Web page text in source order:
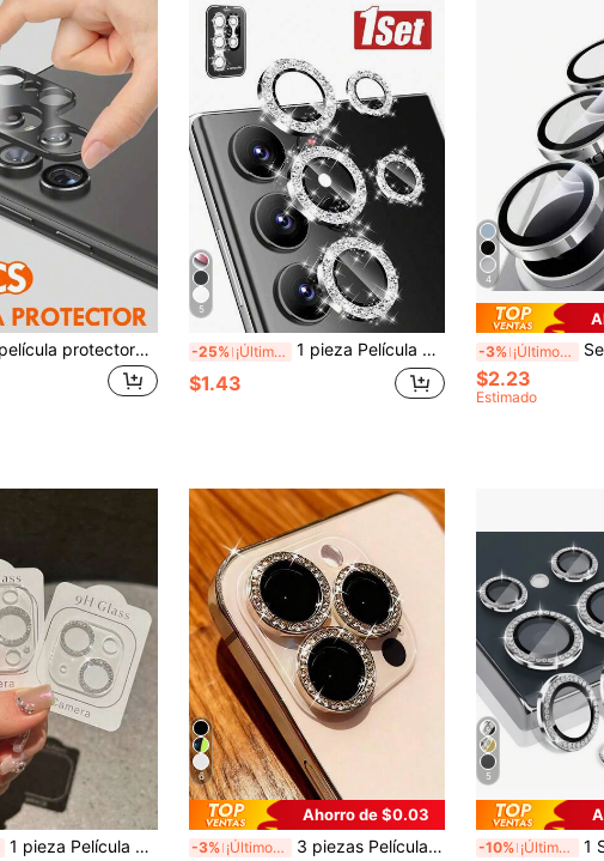
2 piezas de película protectora de lente de cámara, compatible con Samsung Galaxy A14/A15/A16/A24/A25/A26/A34/A35/A36/A54/A55 5G/A56/S23 FE/S22/S23/S24 FE/S25 Plus Ultra, regalo de cumpleaños para familiares y amigos, protector de lente, accesorios para teléfonos, resistente al agua, a prueba de golpes, antiarañazos, antihuellas, cobertura completa
5
-25% ¡Últimos 2 días 1 pieza Película protectora de lente con purpurina plateada con herramienta de alineación, fácil aplicación, resistente a arañazos, compatible con Samsung Galaxy /S22/S23/S24 Ultra/S23 FE/S24 FE/A16/S25 Ultra/S25/S23fe, con embalaje
$1.43
4
-3% ¡Últimos 3 días Set de película protectora de lente de
$2.23
Estimado
1 pieza Película protectora de lente de cristal brillante compatible con iPhone 17 16 15 14 13 12 11 Pro Max, marco de cubierta de lente de smartphone todo en uno, regalo para cumpleaños, familia, amigos, resistente al agua, a prueba de golpes, antiarañazos, anti-huellas dactilares
6
Ahorro de $0.03
-3% ¡Últimos 3 días 3 piezas Película protectora de lente de cámara para iPhone, con anillo de diamante de metal brillante y película resistente a arañazos de dureza 9H, accesorio de moda, estuche protector ergonómico, compatible con iPhone 17 Pro Max/17 Pro/17 Air/17/16 Pro Max/16 Pro/16 Plus/16/15 Pro Max/15 Pro/15 Plus/15/14/13/12/11
5
-10% ¡Últimos 3 días 1 Set de Protector de lente de diamante